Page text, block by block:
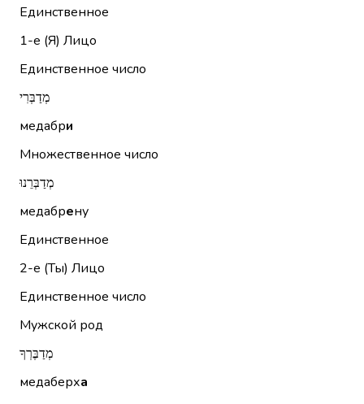
Единственное
1-е (Я) Лицо
Единственное число
מְדַבְּרִי
медабри
Множественное число
מְדַבְּרֵנוּ
медабрену
Единственное
2-е (Ты) Лицо
Единственное число
Мужской род
מְדַבֶּרְךָ
медаберха